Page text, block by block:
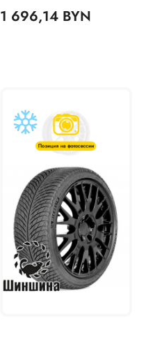
1 696,14 BYN